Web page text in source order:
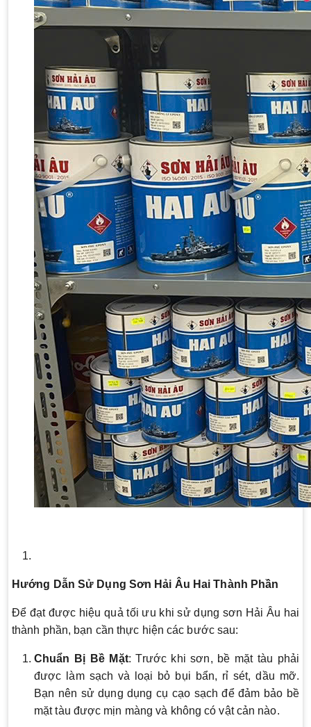
Hướng Dẫn Sử Dụng Sơn Hải Âu Hai Thành Phần
Để đạt được hiệu quả tối ưu khi sử dụng sơn Hải Âu hai
thành phần, bạn cần thực hiện các bước sau:
Chuẩn Bị Bề Mặt: Trước khi sơn, bề mặt tàu phải
được làm sạch và loại bỏ bụi bẩn, rỉ sét, dầu mỡ.
Bạn nên sử dụng dụng cụ cạo sạch để đảm bảo bề
mặt tàu được mịn màng và không có vật cản nào.